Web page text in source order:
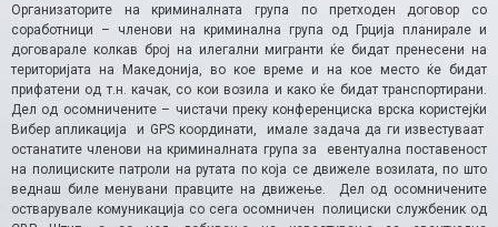
Организаторите на криминалната група по претходен договор со
соработници – членови на криминална група од Грција планирале и
договарале колкав број на илегални мигранти ќе бидат пренесени на
територијата на Македонија, во кое време и на кое место ќе бидат
прифатени од т.н. качак, со кои возила и како ќе бидат транспортирани.
Дел од осомничените – чистачи преку конференциска врска користејќи
Вибер апликација и GPS координати, имале задача да ги известуваат
останатите членови на криминалната група за евентуална поставеност
на полициските патроли на рутата по која се движеле возилата, по што
веднаш биле менувани правците на движење. Дел од осомничените
остварувале комуникација со сега осомничен полициски службеник од